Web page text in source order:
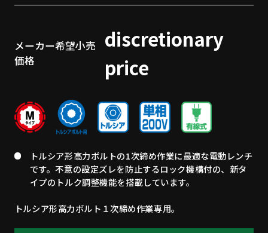
メーカー希望小売
価格
discretionary
price
トルシア形高力ボルトの1次締め作業に最適な電動レンチ
です。不意の設定ズレを防止するロック機構付の、新タ
イプのトルク調整機能を搭載しています。
トルシア形高力ボルト１次締め作業専用。